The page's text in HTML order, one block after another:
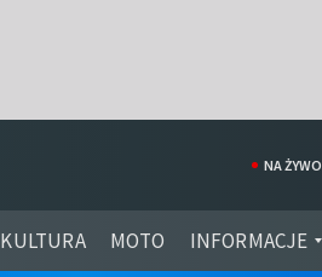
KULTURA MOTO INFORMACJE
NA ŻYWO